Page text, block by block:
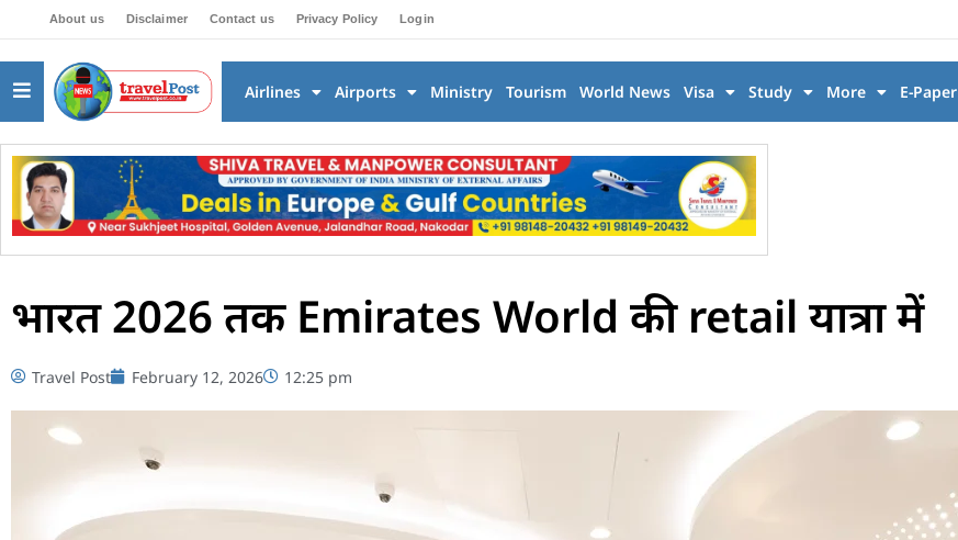
About us Disclaimer Contact us Privacy Policy Login
Airlines Airports Ministry Tourism World News Visa Study More E-Paper
भारत 2026 तक Emirates World की retail यात्रा में
Travel Post February 12, 2026 12:25 pm